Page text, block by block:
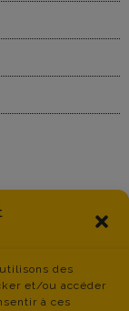
des
et/ou accéder
à ces